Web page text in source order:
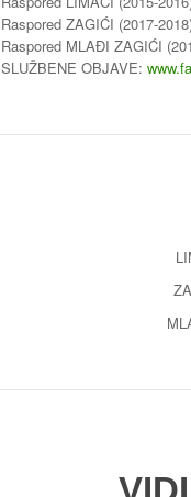
Raspored ZAGIĆI (2017-
Raspored MLAĐI ZAGIĆI
SLUŽBENE OBJAVE: